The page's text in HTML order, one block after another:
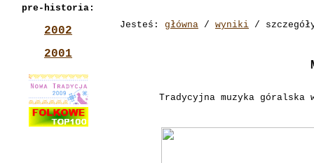
pre-historia:
2002
2001
Jesteś: główna / wyniki /
Tradycyjna muzyka góralska